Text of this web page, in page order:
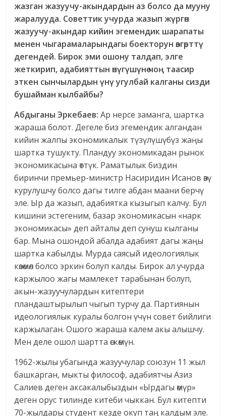
жазган жазуучу-акындардын аз болсо да мууну
жаралууда. Советтик учурда жазып жүргөн
жазуучу-акындар кийин эгемендик шарапаты
менен чыгарамаларындагы боекторун өзгөрттү
дегендей. Бирок эми ошону талдап, элге
жеткирип, адабияттын өнүгүшүнө чоң таасир
эткен сынчылардын үнү угулбай калганы сизди
бушайман кылбайбы?
Абдыганы Эркебаев: Ар нерсе заманга, шартка
жараша болот. Дегеле биз эгемендик алгандан
кийин жалпы экономикалык түзүлүшүбүз жаңы
шартка тушукту. Пландуу экономикадан рынок
экономикасына өттүк. Раматылык биздин
биринчи премьер-министр Насиридин Исанов өзү
курулушчу болсо дагы тилге абдан маани берчү
эле. Ыр да жазып, адабиятка кызыгып калчу. Бул
кишини эстегеним, базар экономикасын «нарк
экономикасы» деп айталы деп сунуш кылганы
бар. Мына ошондой абалда адабият дагы жаңы
шартка кабылды. Мурда саясый идеологиялык
көзөмөл болсо эркин болуп калды. Бирок ал учурда
каржылоо жагы мамлекет тарабынан болуп,
акын-жазуучулардын китептери
пландаштырылып чыгып турчу да. Партиянын
идеологиялык куралы болгон үчүн совет бийлиги
каржылаган. Ошого жараша калем акы алышчу.
Мен деле ошол шартта өскөмүн.
1962-жылы убагында жазуучулар союзун 11 жыл
башкарган, мыкты философ, адабиятчы Азиз
Салиев деген аксакалыбыздын «Ырдагы өмүр»
деген орус тилинде китеби чыккан. Бул китепти
70-жылдары студент кезде окуп таң калдым эле.